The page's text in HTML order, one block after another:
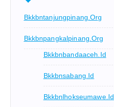
Bkkbntanjungpinang.org
Bkkbnpangkalpinang.org
Bkkbnbandaaceh.id
Bkkbnsabang.id
Bkkbnlhokseumawe.id